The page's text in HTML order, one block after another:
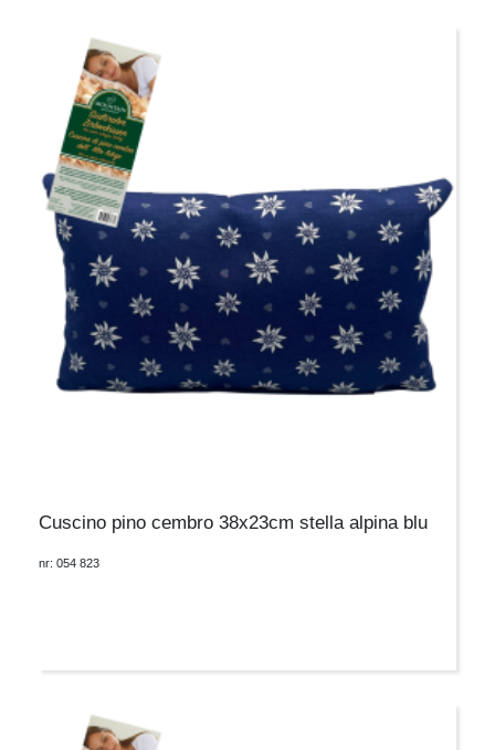
Cuscino pino cembro 38x23cm stella alpina blu
nr: 054 823